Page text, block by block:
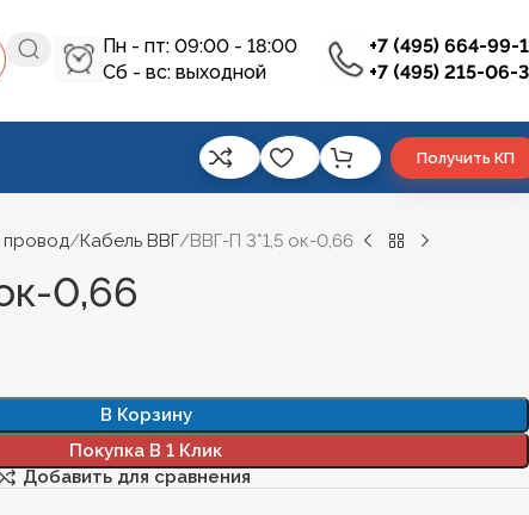
Пн - пт: 09:00 - 18:00
Сб - вс: выходной
+7 (495) 664-99-
+7 (495) 215-06-
Получить КП
провод Кабель ВВГ ВВГ-П 3*1,5 ок-0,66
0,66
В Корзину
Покупка В 1 Клик
Добавить для сравнения